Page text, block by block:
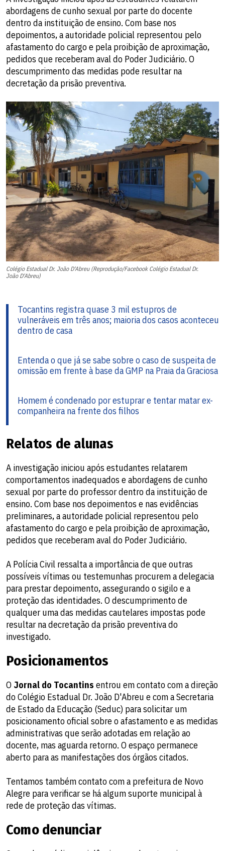
abordagens de cunho sexual por parte do docente
dentro da instituição de ensino. Com base nos
depoimentos, a autoridade policial representou pelo
afastamento do cargo e pela proibição de aproximação,
pedidos que receberam aval do Poder Judiciário. O
descumprimento das medidas pode resultar na
decretação da prisão preventiva.
Colégio Estadual Dr. João D'Abreu (Reprodução/Facebook Colégio Estadual Dr.
João D'Abreu)
Tocantins registra quase 3 mil estupros de
vulneráveis em três anos; maioria dos casos aconteceu
dentro de casa
Entenda o que já se sabe sobre o caso de suspeita de
omissão em frente à base da GMP na Praia da Graciosa
Homem é condenado por estuprar e tentar matar ex-
companheira na frente dos filhos
Relatos de alunas
A investigação iniciou após estudantes relatarem
comportamentos inadequados e abordagens de cunho
sexual por parte do professor dentro da instituição de
ensino. Com base nos depoimentos e nas evidências
preliminares, a autoridade policial representou pelo
afastamento do cargo e pela proibição de aproximação,
pedidos que receberam aval do Poder Judiciário.
A Polícia Civil ressalta a importância de que outras
possíveis vítimas ou testemunhas procurem a delegacia
para prestar depoimento, assegurando o sigilo e a
proteção das identidades. O descumprimento de
qualquer uma das medidas cautelares impostas pode
resultar na decretação da prisão preventiva do
investigado.
Posicionamentos
O Jornal do Tocantins entrou em contato com a direção
do Colégio Estadual Dr. João D'Abreu e com a Secretaria
de Estado da Educação (Seduc) para solicitar um
posicionamento oficial sobre o afastamento e as medidas
administrativas que serão adotadas em relação ao
docente, mas aguarda retorno. O espaço permanece
aberto para as manifestações dos órgãos citados.
Tentamos também contato com a prefeitura de Novo
Alegre para verificar se há algum suporte municipal à
rede de proteção das vítimas.
Como denunciar